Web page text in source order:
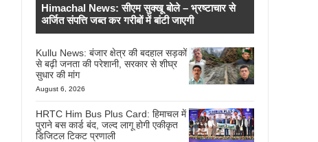
Himachal News: सीएम सुक्खू बोले – भ्रष्टाचार से
अर्जित संपत्ति जब्त कर गरीबों में बांटी जाएगी
Kullu News: बंजार क्षेत्र की बदहाल सड़कों
से बढ़ी जनता की परेशानी, सरकार से शीघ्र
सुधार की मांग
August 6, 2026
HRTC Him Bus Plus Card: हिमाचल में
पुराने बस कार्ड बंद, जल्द लागू होगी एकीकृत
डिजिटल टिकट प्रणाली